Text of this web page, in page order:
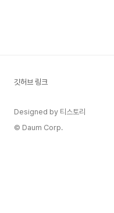
깃허브 링크
Designed by 티스토리
© Daum Corp.